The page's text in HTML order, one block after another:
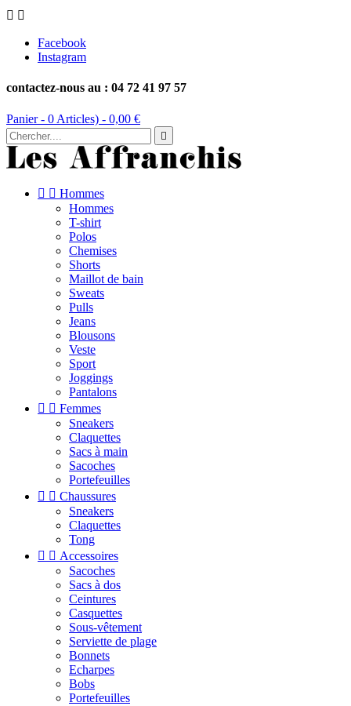
 
Facebook
Instagram
contactez-nous au : 04 72 41 97 57
Panier - 0 Articles) - 0,00 €

  Hommes
Hommes
T-shirt
Polos
Chemises
Shorts
Maillot de bain
Sweats
Pulls
Jeans
Blousons
Veste
Sport
Joggings
Pantalons
  Femmes
Sneakers
Claquettes
Sacs à main
Sacoches
Portefeuilles
  Chaussures
Sneakers
Claquettes
Tong
  Accessoires
Sacoches
Sacs à dos
Ceintures
Casquettes
Sous-vêtement
Serviette de plage
Bonnets
Echarpes
Bobs
Portefeuilles